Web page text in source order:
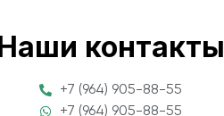
контакты
+7 (964) 905-88-55
+7 (964) 905-88-55